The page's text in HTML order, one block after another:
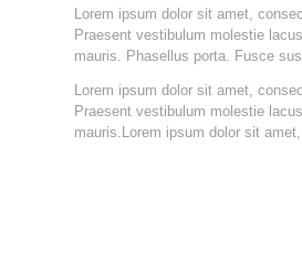
Lorem ipsum dolor sit amet,
Praesent vestibulum molestie
mauris. Phasellus porta. Fusce
Lorem ipsum dolor sit amet,
Praesent vestibulum molestie
mauris.Lorem ipsum dolor sit